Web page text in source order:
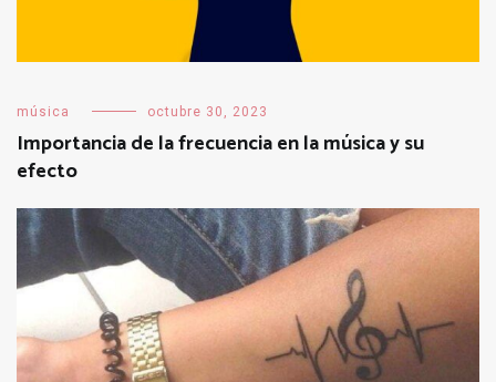
música octubre 30, 2023
Importancia de la frecuencia en la música y su
efecto